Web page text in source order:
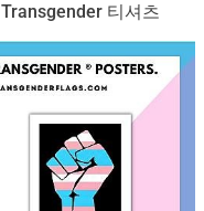
Transgender 티셔츠